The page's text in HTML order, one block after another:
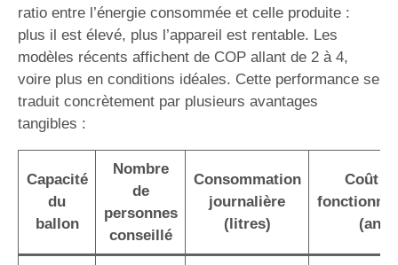
ratio entre l’énergie consommée et celle produite :
plus il est élevé, plus l’appareil est rentable. Les
modèles récents affichent de COP allant de 2 à 4,
voire plus en conditions idéales. Cette performance se
traduit concrètement par plusieurs avantages
tangibles :
Capacité
du
ballon
Nombre
de
personnes
conseillé
Consommation
journalière
(litres)
Coût
(an)